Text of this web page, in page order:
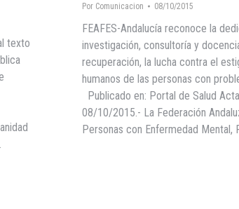
texto
Por Comunicacion 08/10/2015
FEAFES-Andalucía reconoce la
investigación, consultoría y
recuperación, la lucha contra el
humanos de las personas con
Publicado en: Portal de Salud
08/10/2015.- La Federación
Personas con Enfermedad Mental,